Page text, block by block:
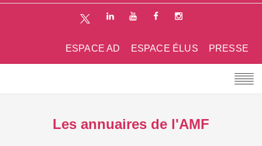
PRESSE
ESPACE ÉLUS
ESPACE AD
Les annuaires de l'AMF